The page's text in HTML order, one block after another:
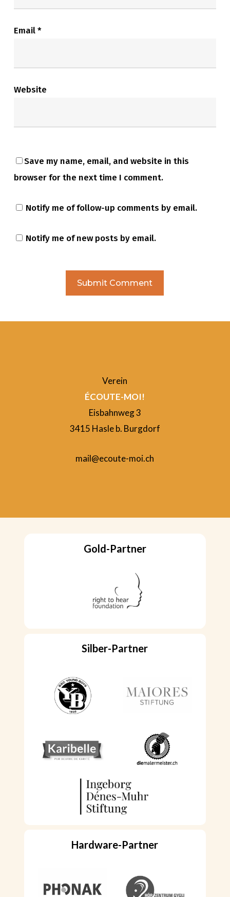
Email*
Website
Save my name, email, and website in this
browser for the next time I comment.
Notify me of follow-up comments by email.
Notify me of new posts by email.
Verein
ÉCOUTE-MOI!
Eisbahnweg 3
3415 Hasle b. Burgdorf
mail@ecoute-moi.ch
Gold-Partner
Silber-Partner
Hardware-Partner